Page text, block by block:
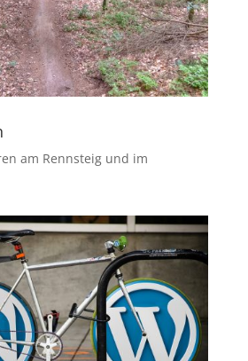
am Rennsteig und im